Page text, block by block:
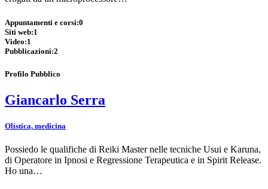
Appuntamenti e corsi:0
Siti web:1
Video:1
Pubblicazioni:2
Profilo Pubblico
Giancarlo Serra
Olistica, medicina
Possiedo le qualifiche di Reiki Master nelle tecniche Usui e Karuna,
di Operatore in Ipnosi e Regressione Terapeutica e in Spirit Release.
Ho una…